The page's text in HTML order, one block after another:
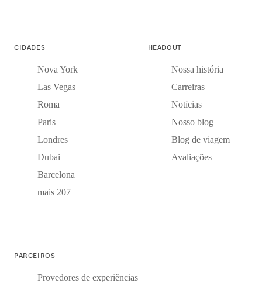
CIDADES
Nova York
Las Vegas
Roma
Paris
Londres
Dubai
Barcelona
mais 207
HEADOUT
Nossa história
Carreiras
Notícias
Nosso blog
Blog de viagem
Avaliações
PARCEIROS
Provedores de experiências